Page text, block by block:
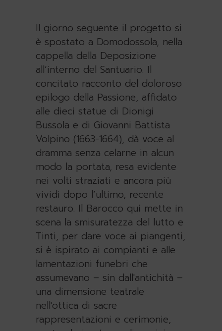
Il giorno seguente il progetto si
è spostato a Domodossola, nella
cappella della Deposizione
all’interno del Santuario. Il
concitato racconto del doloroso
epilogo della Passione, affidato
alle dieci statue di Dionigi
Bussola e di Giovanni Battista
Volpino (1663-1664), dà voce al
dramma senza celarne in alcun
modo la portata, resa evidente
nei volti straziati e ancora più
vividi dopo l’ultimo, recente
restauro. Il Barocco qui mette in
scena la smisuratezza del lutto e
Tinti, per dare voce ai piangenti,
si è ispirato ai compianti e alle
lamentazioni funebri che
assumevano – sin dall'antichità –
una dimensione teatrale
nell'ottica di sacre
rappresentazioni e cerimonie,